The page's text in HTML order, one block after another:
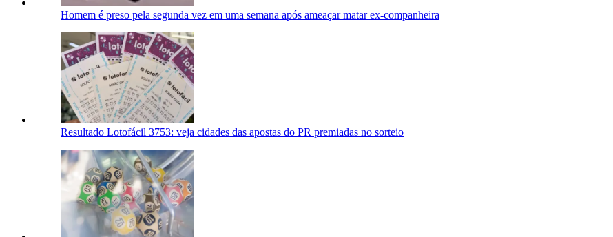
Homem é preso pela segunda vez em uma semana após ameaçar matar ex-companheira
Resultado Lotofácil 3753: veja cidades das apostas do PR premiadas no sorteio